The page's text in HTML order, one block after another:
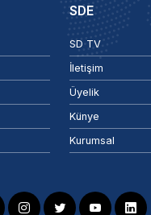
SDE
SD TV
İletişim
Üyelik
Künye
Kurumsal